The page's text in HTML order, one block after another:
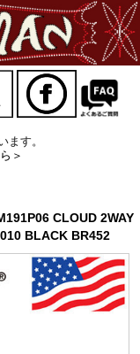
ます。
＞
CLOUD 2WAY
BLACK BR452